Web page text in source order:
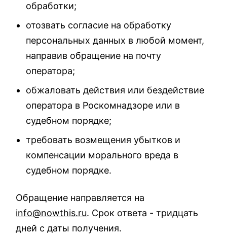
обработки;
отозвать согласие на обработку
персональных данных в любой момент,
направив обращение на почту
оператора;
обжаловать действия или бездействие
оператора в Роскомнадзоре или в
судебном порядке;
требовать возмещения убытков и
компенсации морального вреда в
судебном порядке.
Обращение направляется на
info@nowthis.ru. Срок ответа - тридцать
дней с даты получения.